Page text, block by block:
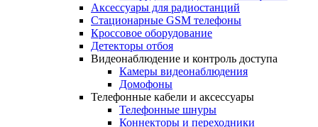
Аксессуары для радиостанций
Стационарные GSM телефоны
Кроссовое оборудование
Детекторы отбоя
Видеонаблюдение и контроль доступа
Камеры видеонаблюдения
Домофоны
Телефонные кабели и аксессуары
Телефонные шнуры
Коннекторы и переходники